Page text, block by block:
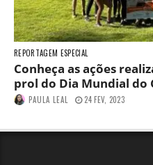
REPORTAGEM ESPECIAL
Conheça as ações
prol do Dia Mundial do
PAULA LEAL 24 FEV, 2023